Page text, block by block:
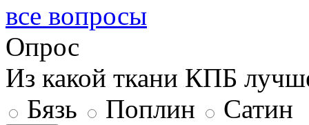
все вопросы
Опрос
Из какой ткани КПБ
Бязь
Поплин Сатин